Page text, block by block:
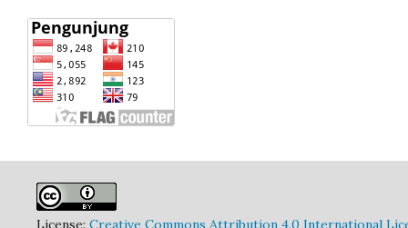
License: Creative Commons Attribution 4.0 International